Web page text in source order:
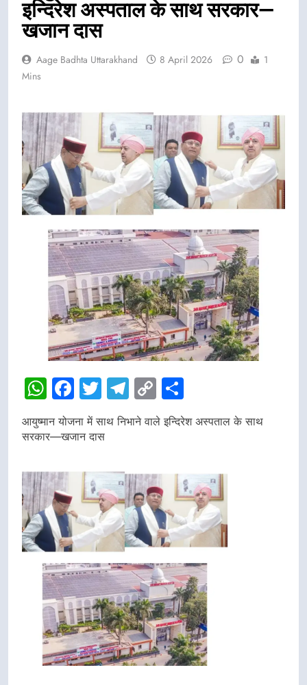
इन्दिरेश अस्पताल के साथ सरकार—
खजान दास
Aage Badhta Uttarakhand 8 April 2026 0
1
Mins
WhatsApp
Facebook
Twitter
Telegram
Copy
Link
आयुष्मान योजना में साथ निभाने वाले इन्दिरेश अस्पताल के साथ
सरकार—खजान दास